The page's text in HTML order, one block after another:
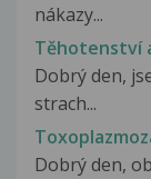
nákazy...
Těhotenství
Dobrý den,
strach...
Dobrý den,